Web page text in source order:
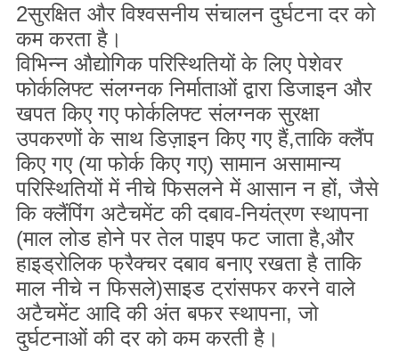
2सुरक्षित और विश्वसनीय संचालन दुर्घटना दर को
कम करता है।
विभिन्न औद्योगिक परिस्थितियों के लिए पेशेवर
फोर्कलिफ्ट संलग्नक निर्माताओं द्वारा डिजाइन और
खपत किए गए फोर्कलिफ्ट संलग्नक सुरक्षा
उपकरणों के साथ डिज़ाइन किए गए हैं,ताकि क्लैंप
किए गए (या फोर्क किए गए) सामान असामान्य
परिस्थितियों में नीचे फिसलने में आसान न हों, जैसे
कि क्लैंपिंग अटैचमेंट की दबाव-नियंत्रण स्थापना
(माल लोड होने पर तेल पाइप फट जाता है,और
हाइड्रोलिक फ्रैक्चर दबाव बनाए रखता है ताकि
माल नीचे न फिसले)साइड ट्रांसफर करने वाले
अटैचमेंट आदि की अंत बफर स्थापना, जो
दुर्घटनाओं की दर को कम करती है।